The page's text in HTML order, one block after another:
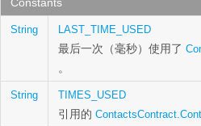
String LAST_TIME_USED
最后一次（毫秒）使用了
。
String TIMES_USED
引用的